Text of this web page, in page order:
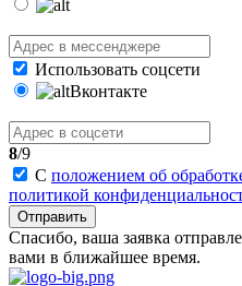
Использовать соцсети
Вконтакте
8/9
С положением об
политикой
Отправить
Спасибо, ваша заявка
вами в ближайшее время.